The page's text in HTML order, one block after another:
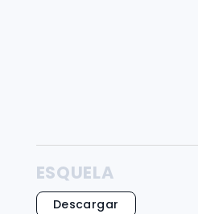
ESQUELA
Descargar